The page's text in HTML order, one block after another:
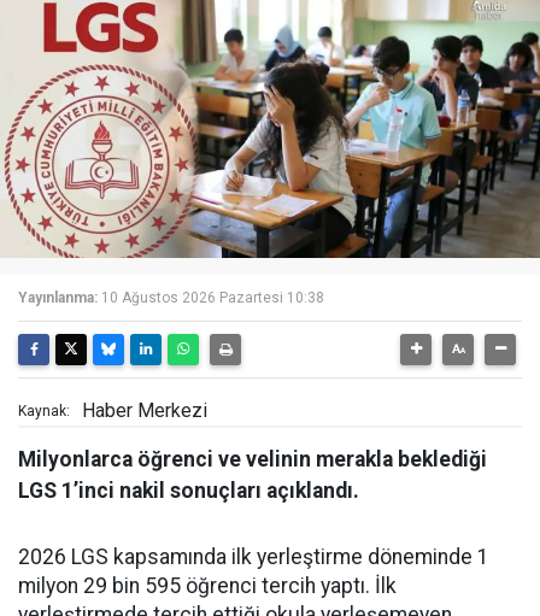
Yayınlanma: 10 Ağustos 2026 Pazartesi 10:38
Kaynak: Haber Merkezi
Milyonlarca öğrenci ve velinin merakla beklediği
LGS 1’inci nakil sonuçları açıklandı.
2026 LGS kapsamında ilk yerleştirme döneminde 1
milyon 29 bin 595 öğrenci tercih yaptı. İlk